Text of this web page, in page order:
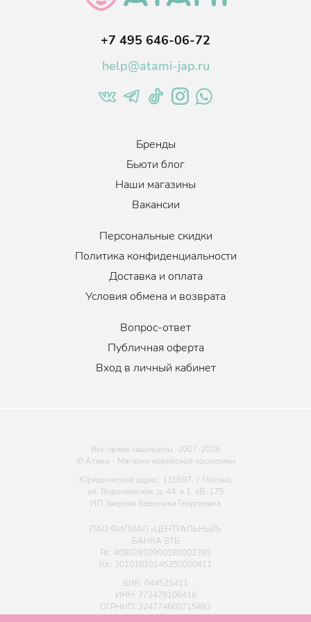
Extract, Camellia Japonica Seed Extract, Oenothera Biennis (Evening
Powder, Coconut Acid, Citric Acid, Sodium Chloride, Sodium
1,2-Hexanediol, Ethylhexylglycerin, Fragrance.
+7 495 646-06-72
help@atami-jap.ru
Бренды
Бьюти блог
Наши магазины
Вакансии
Персональные скидки
Политика конфиденциальности
Доставка и оплата
Условия обмена и возврата
Вопрос-ответ
Публичная оферта
Вход в личный кабинет
Все права защищены. 2007-2026
© Атами - Магазин корейской косметики
Юридический адрес: 115597, г. Москва,
ул. Воронежская, д. 44, к 1, кВ. 175
ИП Зверева Вероника Георгиевна
ПАО ФИЛИАЛ «ЦЕНТРАЛЬНЫЙ»
БАНКА ВТБ
Р/с: 40802810900180002393
К/с: 30101810145250000411
БИК: 044525411
ИНН: 772479106416
ОГРНИП: 324774600715492